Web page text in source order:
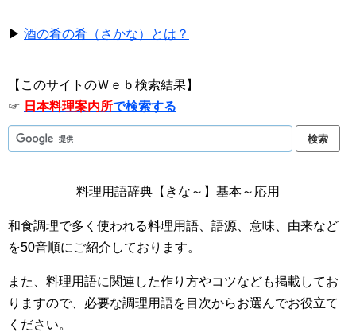
▶ 酒の肴の肴（さかな）とは？
【このサイトのＷｅｂ検索結果】
☞ 日本料理案内所で検索する
料理用語辞典【きな～】基本～応用
和食調理で多く使われる料理用語、語源、意味、由来など
を50音順にご紹介しております。
また、料理用語に関連した作り方やコツなども掲載してお
りますので、必要な調理用語を目次からお選んでお役立て
ください。